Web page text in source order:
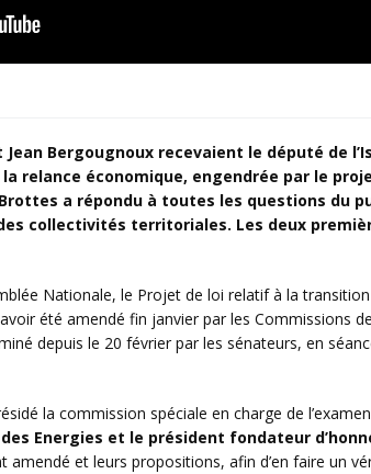
Bergougnoux recevaient le député de
relance économique, engendrée par le
a répondu à toutes les questions du
collectivités territoriales. Les deux
Nationale, le Projet de loi relatif à la
été amendé fin janvier par les Commissions
depuis le 20 février par les sénateurs, en
la commission spéciale en charge de
Energies et le président fondateur
et leurs propositions, afin d’en faire un